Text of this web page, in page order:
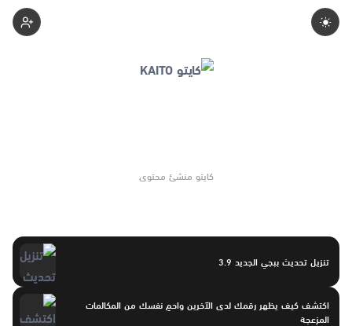
كايتو منشئ محتوى
تنزيل تحديث ببجي الجديد 3.9
اكتشف كيف يظهر رقمك لدى الآخرين واحمِ نفسك من المكالمات
المزعجة